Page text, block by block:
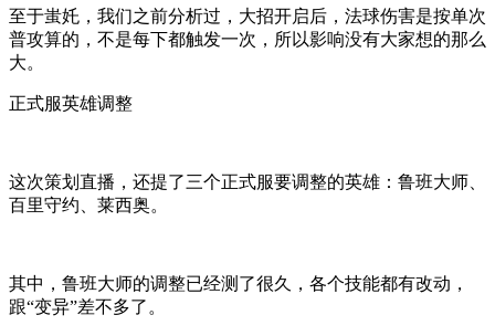
至于蚩奼，我们之前分析过，大招开启后，法球伤害是按单次
普攻算的，不是每下都触发一次，所以影响没有大家想的那么
大。
正式服英雄调整
这次策划直播，还提了三个正式服要调整的英雄：鲁班大师、
百里守约、莱西奥。
其中，鲁班大师的调整已经测了很久，各个技能都有改动，
跟“变异”差不多了。